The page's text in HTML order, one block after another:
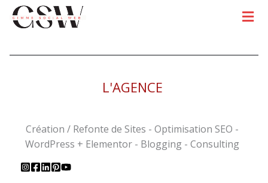
L'AGENCE
Création / Refonte de Sites - Optimisation SEO -
WordPress + Elementor - Blogging - Consulting